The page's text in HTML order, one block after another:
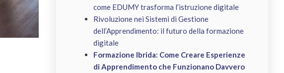
come EDUMY trasforma l’istruzione digitale
Rivoluzione nei Sistemi di Gestione
dell’Apprendimento: il futuro della formazione
digitale
Formazione Ibrida: Come Creare Esperienze
di Apprendimento che Funzionano Davvero